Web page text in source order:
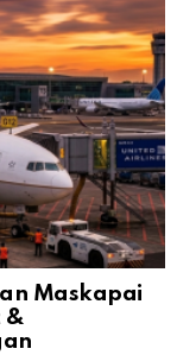
Maskapai
&